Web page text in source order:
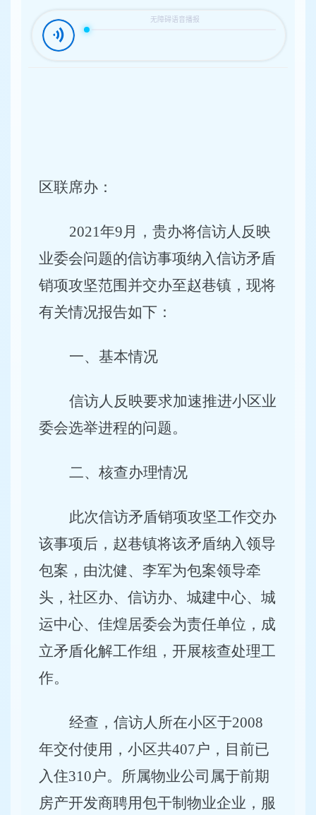
区联席办：
2021年9月，贵办将信访人反映
业委会问题的信访事项纳入信访矛盾
销项攻坚范围并交办至赵巷镇，现将
有关情况报告如下：
一、基本情况
信访人反映要求加速推进小区业
委会选举进程的问题。
二、核查办理情况
此次信访矛盾销项攻坚工作交办
该事项后，赵巷镇将该矛盾纳入领导
包案，由沈健、李军为包案领导牵
头，社区办、信访办、城建中心、城
运中心、佳煌居委会为责任单位，成
立矛盾化解工作组，开展核查处理工
作。
经查，信访人所在小区于2008
年交付使用，小区共407户，目前已
入住310户。所属物业公司属于前期
房产开发商聘用包干制物业企业，服